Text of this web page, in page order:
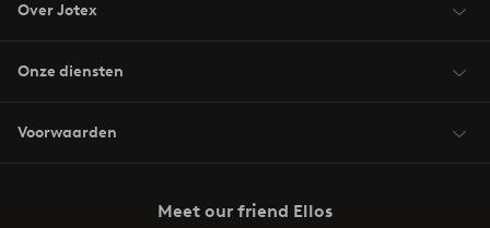
Over Jotex
Onze diensten
Voorwaarden
Meet our friend Ellos